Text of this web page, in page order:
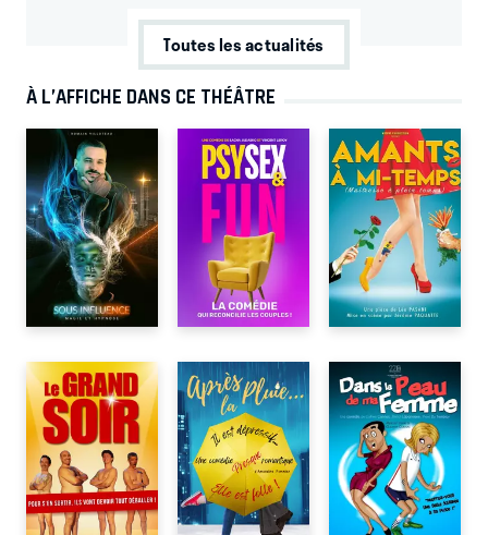
Toutes les actualités
À L’AFFICHE DANS CE THÉÂTRE